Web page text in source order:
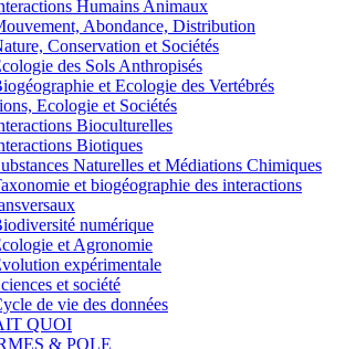
Humains Animaux
Abondance, Distribution
Conservation et Sociétés
des Sols Anthropisés
et Ecologie des Vertébrés
Ecologie et Sociétés
Bioculturelles
Biotiques
Naturelles et Médiations Chimiques
et biogéographie des interactions
numérique
et Agronomie
expérimentale
et société
de vie des données
QUOI
& POLE